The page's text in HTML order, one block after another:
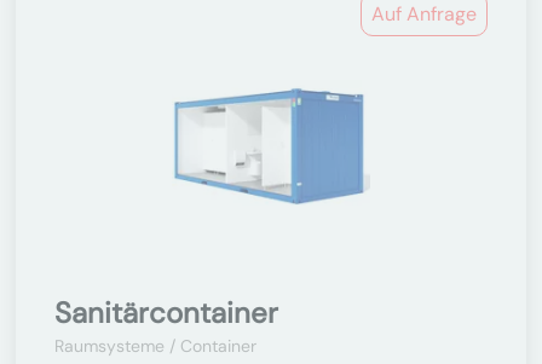
Auf Anfrage
Sanitärcontainer
Raumsysteme / Container